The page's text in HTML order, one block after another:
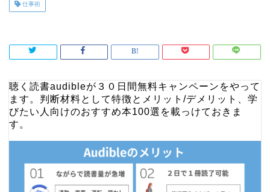
仕事術
聴く読書audibleが ３０日間無料キャンペーン をやって
ます。 判断材料として特徴とメリット/デメリット、学
びたい人向けのおすすめ本100選を載っけておきま
す。